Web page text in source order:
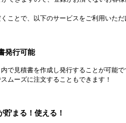
から探す
ことで、以下のサービスをご利用いた
発行可能
で見積書を作成し発行することが可能で
ムーズに注文することもできます！
貯まる！使える！